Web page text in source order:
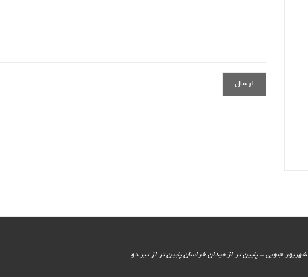
آدرس نمایشگاه : ایران - تهران - خیابان 17 شهریور جنوبی - پایین تر از میدان خراسان پایین تر از تیر دو